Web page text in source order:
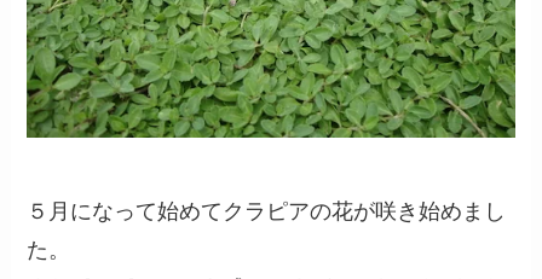
５月になって始めてクラピアの花が咲き始めまし
た。